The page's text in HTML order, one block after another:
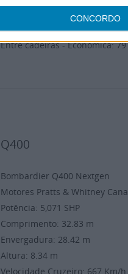
CONCORDO
Capacidade Combustível:
Nº passageiros: 165
Entre cadeiras - Económica:
Q400
Bombardier Q400 Nextgen
Motores Pratts & Whitney
Potência: 5,071 SHP
Comprimento: 32.83 m
Envergadura: 28.42 m
Altura: 8.34 m
Velocidade Cruzeiro: 667 Km/h